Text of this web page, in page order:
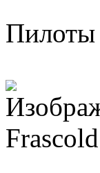
Пилоты